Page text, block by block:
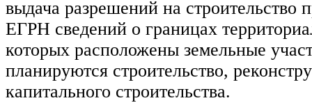
выдача разрешений на строительство
ЕГРН сведений о границах
которых расположены земельные
планируются строительство,
капитального строительства.